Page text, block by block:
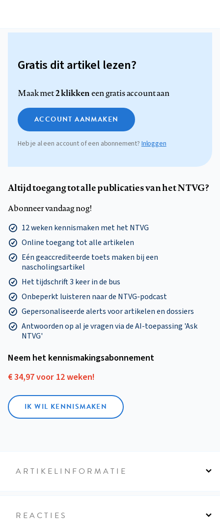
Gratis dit artikel lezen?
Maak met2 klikkeneen gratis account aan
ACCOUNT AANMAKEN
Heb je al een account of een abonnement? Inloggen
Altijd toegang tot alle publicaties van het NTVG?
Abonneer vandaag nog!
12 weken kennismaken met het NTVG
Online toegang tot alle artikelen
Eén geaccrediteerde toets maken bij een
nascholingsartikel
Het tijdschrift 3 keer in de bus
Onbeperkt luisteren naar de NTVG-podcast
Gepersonaliseerde alerts voor artikelen en dossiers
Antwoorden op al je vragen via de AI-toepassing 'Ask
NTVG'
Neem het kennismakings­abonnement
€ 34,97 voor 12 weken!
IK WIL KENNISMAKEN
ARTIKELINFORMATIE
REACTIES